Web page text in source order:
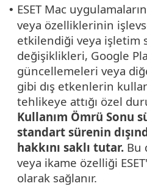
• ESET Mac
veya özelliklerinin
etkilendiği veya işletim
değişiklikleri, Google
güncellemeleri veya
gibi dış etkenlerin
tehlikeye attığı özel
Kullanım Ömrü Sonu
standart sürenin
hakkını saklı tutar. Bu
veya ikame özelliği
olarak sağlanır.